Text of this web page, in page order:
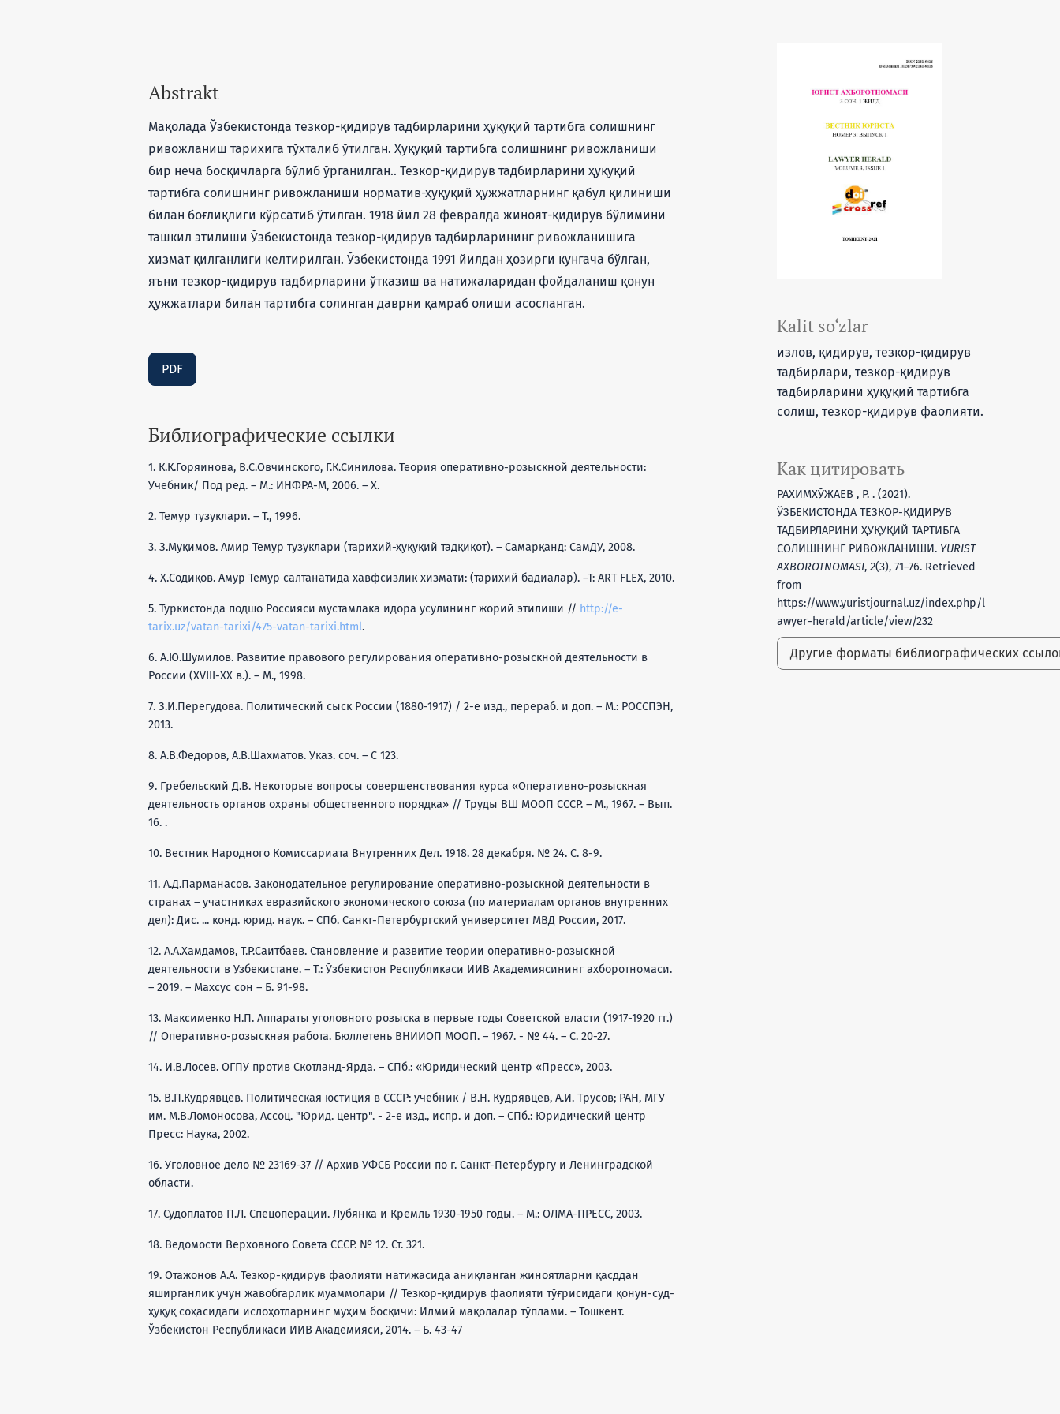
Kalit so‘zlar
излов, қидирув, тезкор-қидирув
тадбирлари, тезкор-қидирув
тадбирларини ҳуқуқий тартибга
солиш, тезкор-қидирув фаолияти.
Как цитировать
РАХИМХЎЖАЕВ , Р. . (2021).
ЎЗБЕКИСТОНДА ТЕЗКОР-ҚИДИРУВ
ТАДБИРЛАРИНИ ҲУҚУҚИЙ ТАРТИБГА
СОЛИШНИНГ РИВОЖЛАНИШИ. YURIST
AXBOROTNOMASI, 2(3), 71–76. Retrieved
from
https://www.yuristjournal.uz/index.php/l
awyer-herald/article/view/232
Другие форматы библиографических
Abstrakt
Мақолада Ўзбекистонда тезкор-қидирув тадбирларини ҳуқуқий тартибга солишнинг
ривожланиш тарихига тўхталиб ўтилган. Ҳуқуқий тартибга солишнинг ривожланиши
бир неча босқичларга бўлиб ўрганилган.. Тезкор-қидирув тадбирларини ҳуқуқий
тартибга солишнинг ривожланиши норматив-ҳуқуқий ҳужжатларнинг қабул қилиниши
билан боғлиқлиги кўрсатиб ўтилган. 1918 йил 28 февралда жиноят-қидирув бўлимини
ташкил этилиши Ўзбекистонда тезкор-қидирув тадбирларининг ривожланишига
хизмат қилганлиги келтирилган. Ўзбекистонда 1991 йилдан ҳозирги кунгача бўлган,
яъни тезкор-қидирув тадбирларини ўтказиш ва натижаларидан фойдаланиш қонун
ҳужжатлари билан тартибга солинган даврни қамраб олиши асосланган.
PDF
Библиографические ссылки
1. К.К.Горяинова, В.С.Овчинского, Г.К.Синилова. Теория оперативно-розыскной деятельности:
Учебник/ Под ред. – М.: ИНФРА-М, 2006. – Х.
2. Темур тузуклари. – Т., 1996.
3. З.Муқимов. Амир Темур тузуклари (тарихий-ҳуқуқий тадқиқот). – Самарқанд: СамДУ, 2008.
4. Ҳ.Содиқов. Амур Темур салтанатида хавфсизлик хизмати: (тарихий бадиалар). –Т: ART FLEX, 2010.
5. Туркистонда подшо Россияси мустамлака идора усулининг жорий этилиши // http://e-
tarix.uz/vatan-tarixi/475-vatan-tarixi.html.
6. А.Ю.Шумилов. Развитие правового регулирования оперативно-розыскной деятельности в
России (ХVIII-ХХ в.). – М., 1998.
7. З.И.Перегудова. Политический сыск России (1880-1917) / 2-е изд., перераб. и доп. – М.: РОССПЭН,
2013.
8. А.В.Федоров, А.В.Шахматов. Указ. соч. – С 123.
9. Гребельский Д.В. Некоторые вопросы совершенствования курса «Оперативно-розыскная
деятельность органов охраны общественного порядка» // Труды ВШ МООП СССР. – М., 1967. – Вып.
16. .
10. Вестник Народного Комиссариата Внутренних Дел. 1918. 28 декабря. № 24. С. 8-9.
11. А.Д.Парманасов. Законодательное регулирование оперативно-розыскной деятельности в
странах – участниках евразийского экономического союза (по материалам органов внутренних
дел): Дис. ... конд. юрид. наук. – СПб. Санкт-Петербургский университет МВД России, 2017.
12. А.А.Xамдамов, Т.Р.Саитбаев. Становление и развитие теории оперативно-розыскной
деятельности в Узбекистане. – Т.: Ўзбекистон Республикаси ИИВ Академиясининг ахборотномаси.
– 2019. – Мaxсус сон – Б. 91-98.
13. Максименко Н.П. Аппараты уголовного розыска в первые годы Советской власти (1917-1920 гг.)
// Оперативно-розыскная работа. Бюллетень ВНИИОП МООП. – 1967. - № 44. – С. 20-27.
14. И.В.Лосев. ОГПУ против Скотланд-Ярда. – СПб.: «Юридический центр «Пресс», 2003.
15. В.П.Кудрявцев. Политическая юстиция в СССР: учебник / В.Н. Кудрявцев, А.И. Трусов; РАН, МГУ
им. М.В.Ломоносова, Ассоц. "Юрид. центр". - 2-е изд., испр. и доп. – СПб.: Юридический центр
Пресс: Наука, 2002.
16. Уголовное дело № 23169-37 // Архив УФСБ России по г. Санкт-Петербургу и Ленинградской
области.
17. Судоплатов П.Л. Спецоперации. Лубянка и Кремль 1930-1950 годы. – М.: OЛMA-ПРЕСС, 2003.
18. Ведомости Верховного Совета СССР. № 12. Ст. 321.
19. Отажонов А.А. Тезкор-қидирув фаолияти натижасида аниқланган жиноятларни қасддан
яширганлик учун жавобгарлик муаммолари // Тезкор-қидирув фаолияти тўғрисидаги қонун-суд-
ҳуқуқ соҳасидаги ислоҳотларнинг муҳим босқичи: Илмий мақолалар тўплами. – Тошкент.
Ўзбекистон Республикаси ИИВ Академияси, 2014. – Б. 43-47